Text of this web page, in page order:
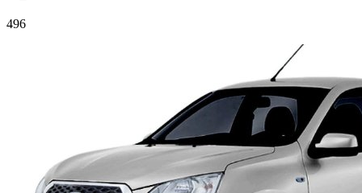
496